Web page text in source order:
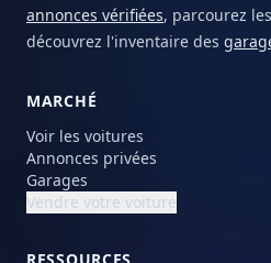
annonces vérifiées, parcourez les
découvrez l'inventaire des
MARCHÉ
Voir les voitures
Annonces privées
Garages
Vendre votre voiture